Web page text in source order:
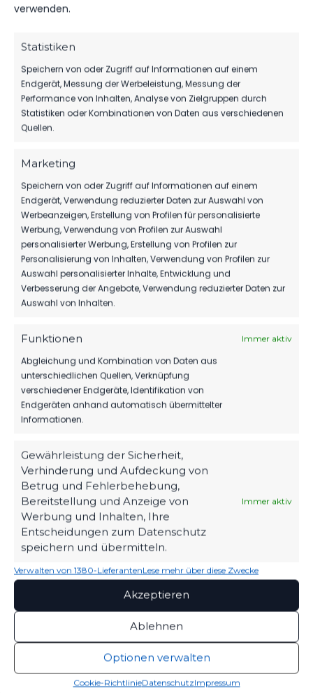
verwenden.
Statistiken
Speichern von oder Zugriff auf Informationen auf einem
Endgerät, Messung der Werbeleistung, Messung der
Performance von Inhalten, Analyse von Zielgruppen durch
Statistiken oder Kombinationen von Daten aus verschiedenen
Quellen.
Marketing
Speichern von oder Zugriff auf Informationen auf einem
Endgerät, Verwendung reduzierter Daten zur Auswahl von
Werbeanzeigen, Erstellung von Profilen für personalisierte
Werbung, Verwendung von Profilen zur Auswahl
personalisierter Werbung, Erstellung von Profilen zur
Personalisierung von Inhalten, Verwendung von Profilen zur
Auswahl personalisierter Inhalte, Entwicklung und
Verbesserung der Angebote, Verwendung reduzierter Daten zur
Auswahl von Inhalten.
Funktionen Immer aktiv
Abgleichung und Kombination von Daten aus
unterschiedlichen Quellen, Verknüpfung
verschiedener Endgeräte, Identifikation von
Endgeräten anhand automatisch übermittelter
Informationen.
Gewährleistung der Sicherheit,
Verhinderung und Aufdeckung von
Betrug und Fehlerbehebung,
Bereitstellung und Anzeige von
Werbung und Inhalten, Ihre
Entscheidungen zum Datenschutz
speichern und übermitteln.
Immer aktiv
Verwalten von 1380-LieferantenLese mehr über diese Zwecke
Akzeptieren
Ablehnen
Optionen verwalten
Cookie-RichtlinieDatenschutzImpressum
DATUM BEGEGNUNG ERGEBNIS
Für diese Auswahl wurden keine Spiele gefunden.
63 Luckenwalde
4. März 2023
Ähnlicher Beitrag
Jugend vs SV Lichtenberg
47
4. Februar 2023
Ähnlicher Beitrag
FSV 63 Luckenwalde vs SV
Lichtenberg 47
16. September 2022
Ähnlicher Beitrag
OFFIZIELLE VEREINSSEITE
DEIN HEIMSPIEL. DEIN FSV.
Tickets, Spielplan, News und Vereinsinfos – alles
kompakt auf einen Blick.
TICKETS
Eintrittspreise & Spieltag